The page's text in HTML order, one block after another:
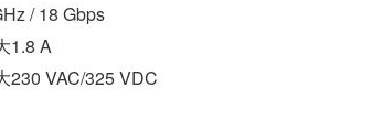
/ 18 Gbps
1.8 A
230 VAC/325 VDC